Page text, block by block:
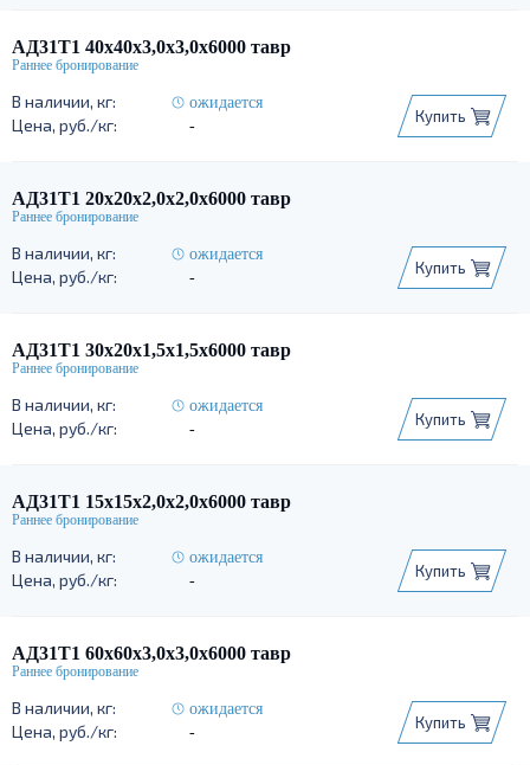
АД31Т1 40х40х3,0х3,0х6000 тавр
ожидается
-
Купить
АД31Т1 20х20х2,0х2,0х6000 тавр
ожидается
-
Купить
АД31Т1 30х20х1,5х1,5х6000 тавр
ожидается
-
Купить
АД31Т1 15х15х2,0х2,0х6000 тавр
ожидается
-
Купить
АД31Т1 60х60х3,0х3,0х6000 тавр
ожидается
-
Купить